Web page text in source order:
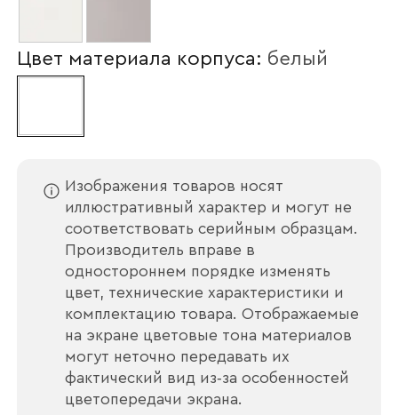
Цвет материала корпуса: белый
Изображения товаров носят
иллюстративный характер и могут не
соответствовать серийным образцам.
Производитель вправе в
одностороннем порядке изменять
цвет, технические характеристики и
комплектацию товара. Отображаемые
на экране цветовые тона материалов
могут неточно передавать их
фактический вид из‑за особенностей
цветопередачи экрана.
Наименование организации
Номер телефона
Прикрепите логотип
компании